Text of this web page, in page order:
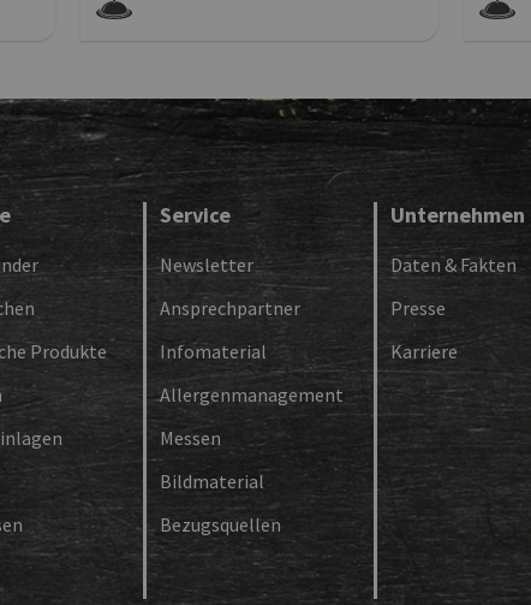
Produkte
Service
Newsletter
Ansprechpartner
Infomaterial
Allergenmanagement
Messen
Bildmaterial
Bezugsquellen
Unternehmen
Daten & Fakten
Presse
Karriere